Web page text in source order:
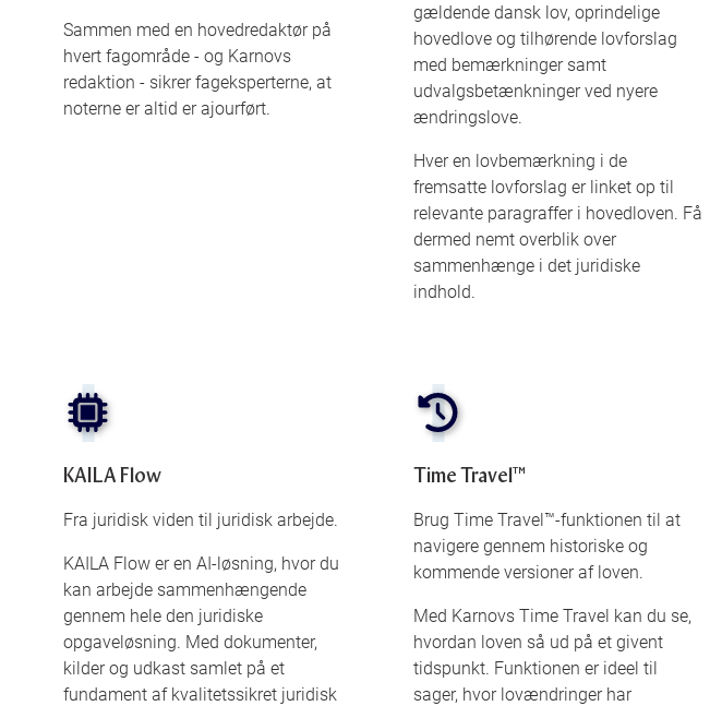
Sammen med en hovedredaktør på
hvert fagområde - og Karnovs
redaktion - sikrer fageksperterne, at
noterne er altid er ajourført.
gældende dansk lov, oprindelige
hovedlove og tilhørende lovforslag
med bemærkninger samt
udvalgsbetænkninger ved nyere
ændringslove.
Hver en lovbemærkning i de
fremsatte lovforslag er linket op til
relevante paragraffer i hovedloven. Få
dermed nemt overblik over
sammenhænge i det juridiske
indhold.
KAILA Flow
Fra juridisk viden til juridisk arbejde.
KAILA Flow er en AI-løsning, hvor du
kan arbejde sammenhængende
gennem hele den juridiske
opgaveløsning. Med dokumenter,
kilder og udkast samlet på et
fundament af kvalitetssikret juridisk
Time Travel™
Brug Time Travel™-funktionen til at
navigere gennem historiske og
kommende versioner af loven.
Med Karnovs Time Travel kan du se,
hvordan loven så ud på et givent
tidspunkt. Funktionen er ideel til
sager, hvor lovændringer har